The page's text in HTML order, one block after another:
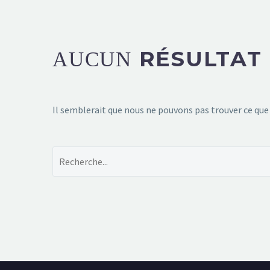
AUCUN RÉSULTAT
Il semblerait que nous ne pouvons pas trouver ce